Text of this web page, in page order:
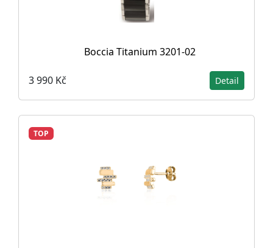
Boccia Titanium 3201-02
3 990 Kč Detail
TOP